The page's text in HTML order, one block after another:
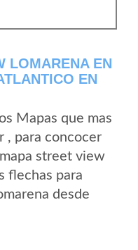
LOMARENA EN
EN
Mapas que mas
, para concocer
street view
flechas para
desde